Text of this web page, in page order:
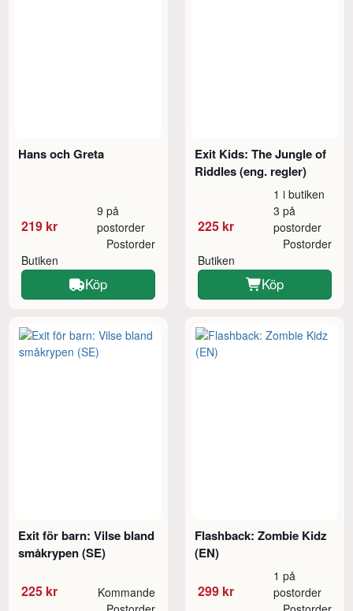
Hans och Greta
219 kr
9 på
postorder
Butiken
Postorder
Köp
Exit Kids: The Jungle of
Riddles (eng. regler)
225 kr
1 i butiken
3 på
postorder
Butiken
Postorder
Köp
Exit för barn: Vilse bland
småkrypen (SE)
225 kr
Kommande
Flashback: Zombie Kidz
(EN)
299 kr
1 på
postorder